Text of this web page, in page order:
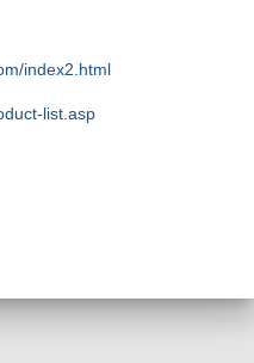
index2.html
list.asp